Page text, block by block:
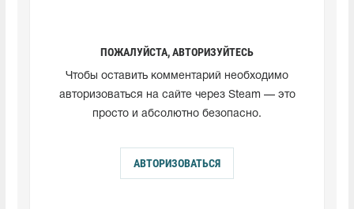
ПОЖАЛУЙСТА, АВТОРИЗУЙТЕСЬ
Чтобы оставить комментарий необходимо
авторизоваться на сайте через Steam — это
просто и абсолютно безопасно.
АВТОРИЗОВАТЬСЯ